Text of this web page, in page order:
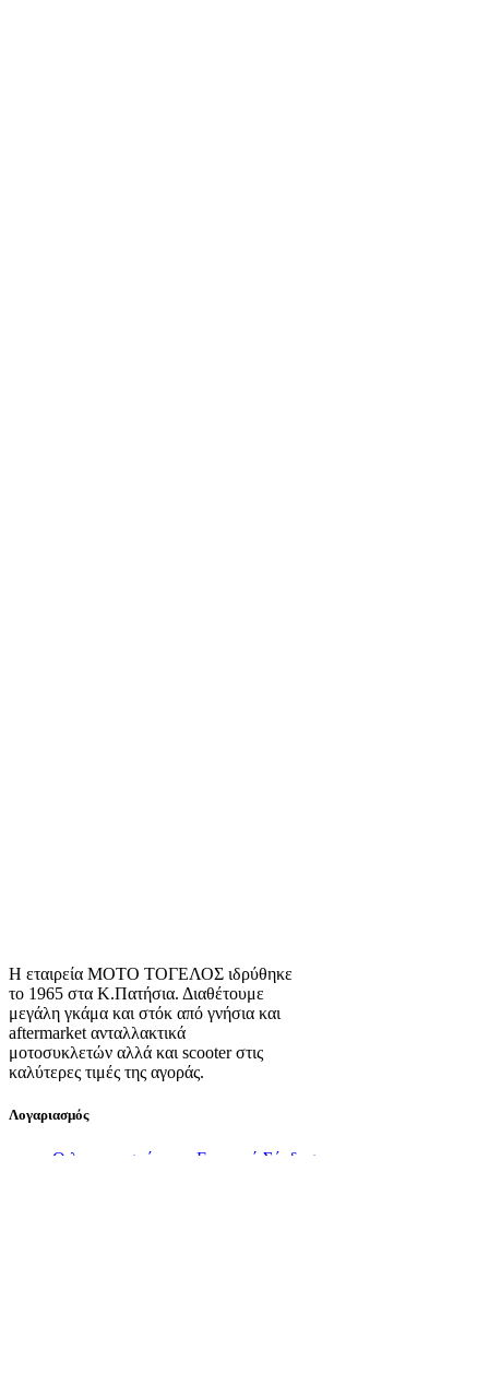
Η εταιρεία ΜΟΤΟ ΤΟΓΕΛΟΣ ιδρύθηκε
το 1965 στα Κ.Πατήσια. Διαθέτουμε
μεγάλη γκάμα και στόκ από γνήσια και
aftermarket ανταλλακτικά
μοτοσυκλετών αλλά και scooter στις
καλύτερες τιμές της αγοράς.
Λογαριασμός
Ο λογαριασμός μου Εγγραφή Σύνδεση